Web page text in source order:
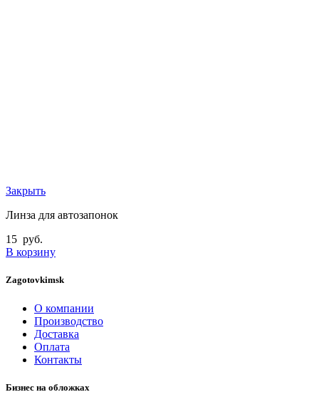
Закрыть
Линза для автозапонок
15 руб.
В корзину
Zagotovkimsk
О компании
Производство
Доставка
Оплата
Контакты
Бизнес на обложках